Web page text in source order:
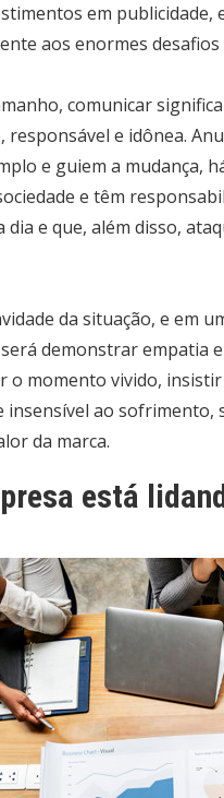
em publicidade,
aos enormes desafios
comunicar
responsável e idônea.
e guiem a mudança,
e têm
e que, além disso,
da situação, e em
demonstrar empatia
o momento vivido,
ao
da marca.
está